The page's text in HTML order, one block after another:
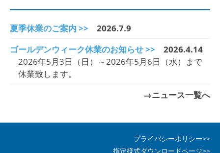
夏季休業のご案内 >> 2026.7.9
ゴールデンウィーク休業のお知らせ >> 2026.4.14
2026年5月3日（日）～2026年5月6日（水）まで
休業致します。
→ニュース一覧へ
プライバシーポリシー>>
指定様式ダウンロードページ>>